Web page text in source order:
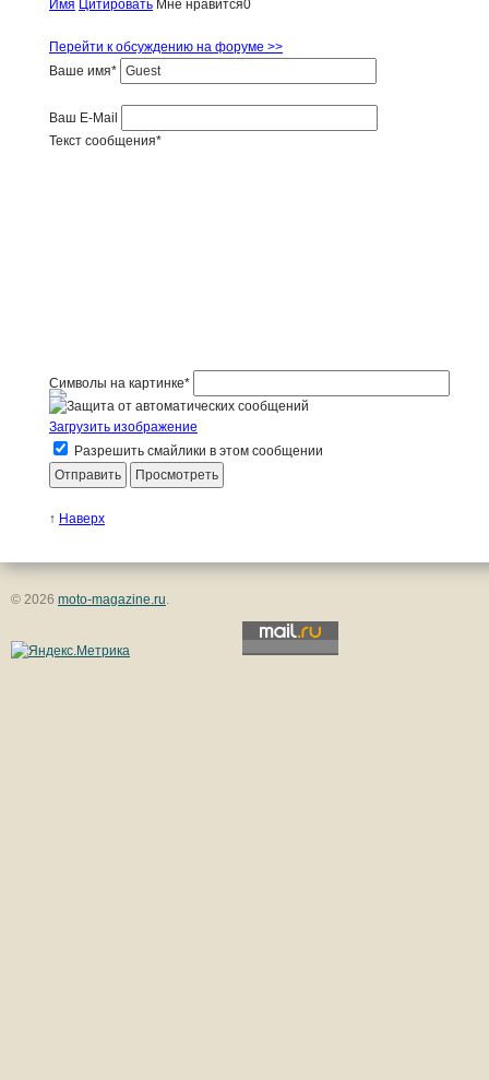
Имя Цитировать Мне нравится0
Перейти к обсуждению на форуме >>
Ваше имя*
Ваш E-Mail
Текст сообщения*
Символы на картинке*
Загрузить изображение
Разрешить смайлики в этом сообщении
↑ Наверх
© 2026 moto-magazine.ru.